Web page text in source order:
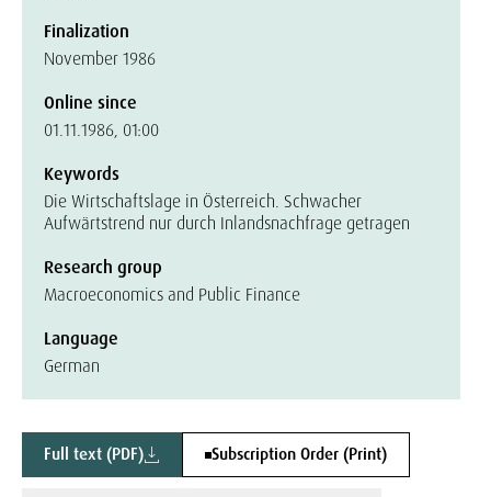
Finalization
November 1986
Online since
01.11.1986, 01:00
Keywords
Die Wirtschaftslage in Österreich. Schwacher
Aufwärtstrend nur durch Inlandsnachfrage getragen
Research group
Macroeconomics and Public Finance
Language
German
Full text (PDF) Subscription Order (Print)